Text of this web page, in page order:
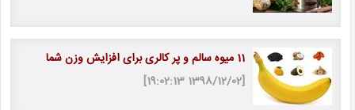
11 میوه سالم و پر کالری برای افزایش وزن شما
[1398/12/02 19:02:13]